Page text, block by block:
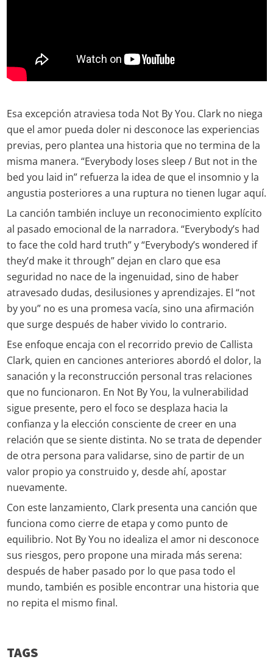
Esa excepción atraviesa toda Not By You. Clark no niega
que el amor pueda doler ni desconoce las experiencias
previas, pero plantea una historia que no termina de la
misma manera. “Everybody loses sleep / But not in the
bed you laid in” refuerza la idea de que el insomnio y la
angustia posteriores a una ruptura no tienen lugar aquí.
La canción también incluye un reconocimiento explícito
al pasado emocional de la narradora. “Everybody’s had
to face the cold hard truth” y “Everybody’s wondered if
they’d make it through” dejan en claro que esa
seguridad no nace de la ingenuidad, sino de haber
atravesado dudas, desilusiones y aprendizajes. El “not
by you” no es una promesa vacía, sino una afirmación
que surge después de haber vivido lo contrario.
Ese enfoque encaja con el recorrido previo de Callista
Clark, quien en canciones anteriores abordó el dolor, la
sanación y la reconstrucción personal tras relaciones
que no funcionaron. En Not By You, la vulnerabilidad
sigue presente, pero el foco se desplaza hacia la
confianza y la elección consciente de creer en una
relación que se siente distinta. No se trata de depender
de otra persona para validarse, sino de partir de un
valor propio ya construido y, desde ahí, apostar
nuevamente.
Con este lanzamiento, Clark presenta una canción que
funciona como cierre de etapa y como punto de
equilibrio. Not By You no idealiza el amor ni desconoce
sus riesgos, pero propone una mirada más serena:
después de haber pasado por lo que pasa todo el
mundo, también es posible encontrar una historia que
no repita el mismo final.
TAGS